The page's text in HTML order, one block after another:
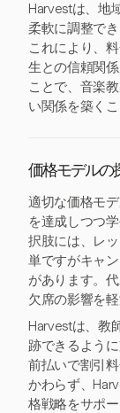
Harvestは、地
柔軟に調整で
これにより、
生との信頼関
ことで、音楽
い関係を築くこ
価格モデルの
適切な価格モ
を達成しつつ
択肢には、レ
単ですがキャ
があります。
欠席の影響を軽
Harvestは、教
跡できるよう
前払いで割引
かわらず、
格戦略をサポ